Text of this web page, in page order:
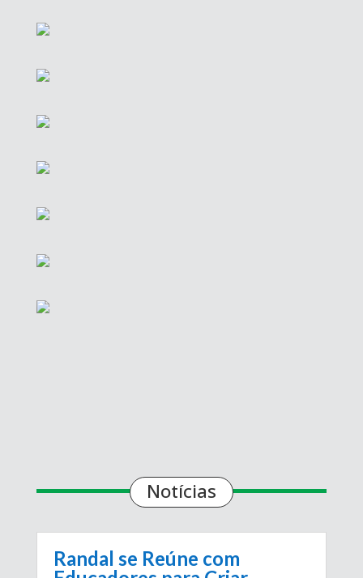
Notícias
Randal se Reúne com